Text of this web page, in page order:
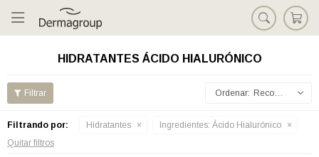

HIDRATANTES ÁCIDO HIALURÓNICO
Recomendados
Filtrando por: Hidratantes Ingredientes: Ácido Hialurónico
Quitar filtros